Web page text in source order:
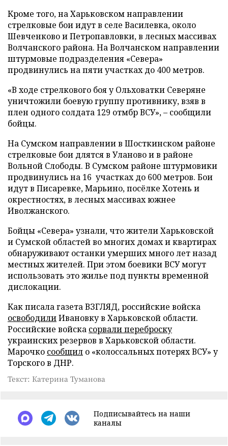
Кроме того, на Харьковском направлении
стрелковые бои идут в селе Василевка, около
Шевченково и Петропавловки, в лесных массивах
Волчанского района. На Волчанском направлении
штурмовые подразделения «Севера»
продвинулись на пяти участках до 400 метров.
«В ходе стрелкового боя у Ольховатки Северяне
уничтожили боевую группу противнику, взяв в
плен одного солдата 129 отмбр ВСУ», – сообщили
бойцы.
На Сумском направлении в Шосткинском районе
стрелковые бои длятся в Уланово и в районе
Вольной Слободы. В Сумском районе штурмовики
продвинулись на 16 участках до 600 метров. Бои
идут в Писаревке, Марьино, посёлке Хотень и
окрестностях, в лесных массивах южнее
Иволжанского.
Бойцы «Севера» узнали, что жители Харьковской
и Сумской областей во многих домах и квартирах
обнаруживают останки умерших много лет назад
местных жителей. При этом боевики ВСУ могут
использовать это жилье под пункты временной
дислокации.
Как писала газета ВЗГЛЯД, российские войска
освободилиИвановку в Харьковской области.
Российские войска сорвали переброску
украинских резервов в Харьковской области.
Марочко сообщил о «колоссальных потерях ВСУ» у
Торского в ДНР.
Текст: Катерина Туманова
Подписывайтесь на наши
каналы